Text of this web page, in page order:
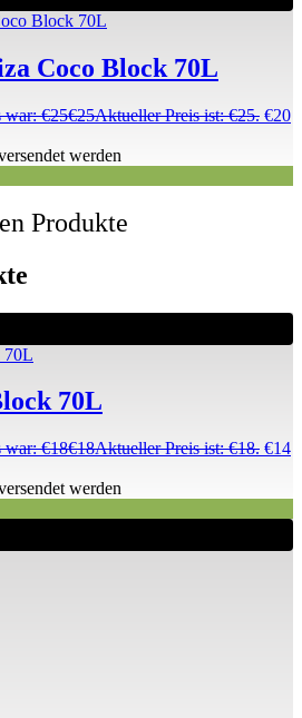
Coco Block 70L
war: €25€25Aktueller Preis ist: €25. €20
werden
Produkte
70L
war: €18€18Aktueller Preis ist: €18. €14
werden